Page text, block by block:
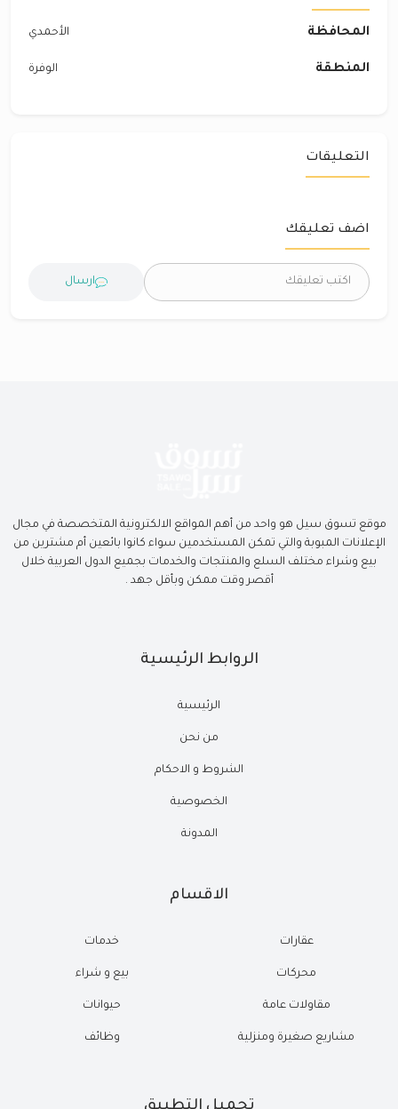
المحافظة الأحمدي
المنطقة الوفرة
التعليقات
اضف تعليقك
ارسال
موقع تسوق سيل هو واحد من أهم المواقع الالكترونية المتخصصة في مجال
الإعلانات المبوبة والتي تمكن المستخدمين سواء كانوا بائعين أم مشترين من
بيع وشراء مختلف السلع والمنتجات والخدمات بجميع الدول العربية خلال
أقصر وقت ممكن وبأقل جهد .
الروابط الرئيسية
الرئيسية
من نحن
الشروط و الاحكام
الخصوصية
المدونة
الاقسام
عقارات
محركات
مقاولات عامة
مشاريع صغيرة ومنزلية
خدمات
بيع و شراء
حيوانات
وظائف